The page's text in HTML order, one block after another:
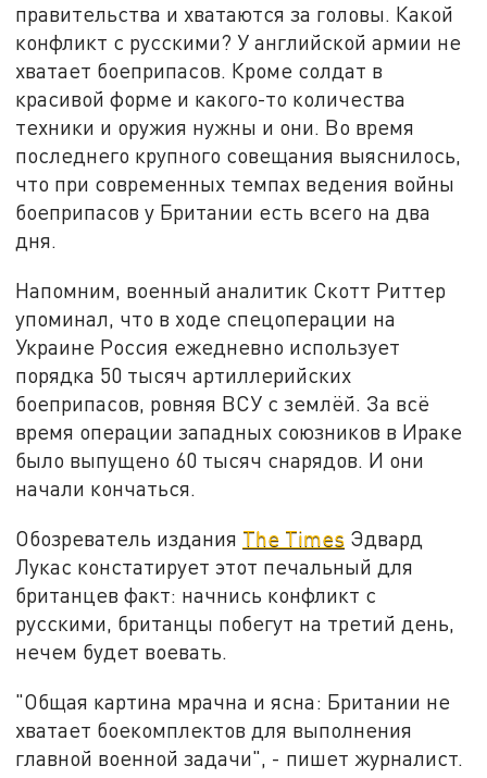
правительства и хватаются за головы. Какой
конфликт с русскими? У английской армии не
хватает боеприпасов. Кроме солдат в
красивой форме и какого-то количества
техники и оружия нужны и они. Во время
последнего крупного совещания выяснилось,
что при современных темпах ведения войны
боеприпасов у Британии есть всего на два
дня.
Напомним, военный аналитик Скотт Риттер
упоминал, что в ходе спецоперации на
Украине Россия ежедневно использует
порядка 50 тысяч артиллерийских
боеприпасов, ровняя ВСУ с землёй. За всё
время операции западных союзников в Ираке
было выпущено 60 тысяч снарядов. И они
начали кончаться.
Обозреватель издания The Times Эдвард
Лукас констатирует этот печальный для
британцев факт: начнись конфликт с
русскими, британцы побегут на третий день,
нечем будет воевать.
"Общая картина мрачна и ясна: Британии не
хватает боекомплектов для выполнения
главной военной задачи", - пишет журналист.